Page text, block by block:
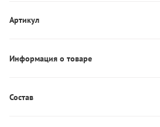
Артикул
Информация о товаре
Состав